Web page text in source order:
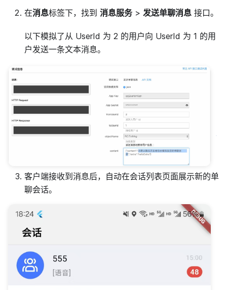
在消息标签下，找到 消息服务> 发送单聊消息 接口。
以下模拟了从 UserId 为 2 的用户向 UserId 为 1 的用
户发送一条文本消息。
客户端接收到消息后，自动在会话列表页面展示新的单
聊会话。